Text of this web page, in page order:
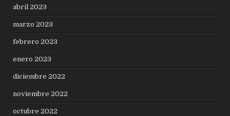
abril 2023
marzo 2023
febrero 2023
enero 2023
diciembre 2022
noviembre 2022
octubre 2022